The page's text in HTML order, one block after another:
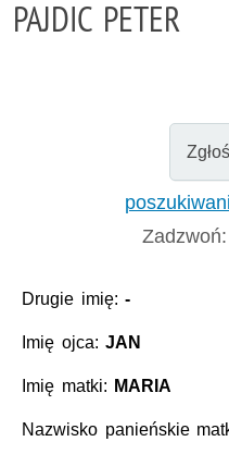
PAJDIC PETER
Drugie imię:-
Imię ojca:JAN
Imię matki: MARIA
Nazwisko panieńskie